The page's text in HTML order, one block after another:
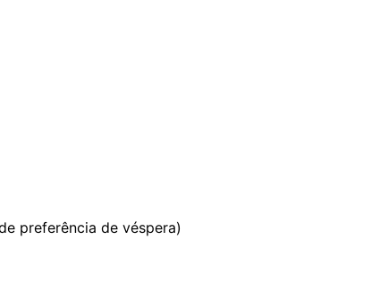
preferência de véspera)